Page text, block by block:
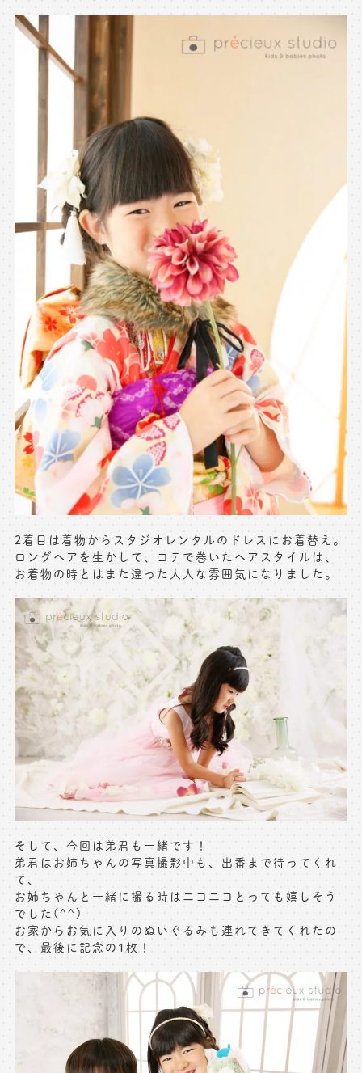
2着目は着物からスタジオレンタルのドレスにお着替え。
ロングヘアを生かして、コテで巻いたヘアスタイルは、
お着物の時とはまた違った大人な雰囲気になりました。
そして、今回は弟君も一緒です！
弟君はお姉ちゃんの写真撮影中も、出番まで待ってくれ
て、
お姉ちゃんと一緒に撮る時はニコニコとっても嬉しそう
でした(^^)
お家からお気に入りのぬいぐるみも連れてきてくれたの
で、最後に記念の1枚！